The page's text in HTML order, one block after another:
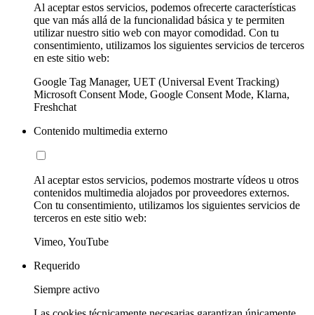
Al aceptar estos servicios, podemos ofrecerte características
que van más allá de la funcionalidad básica y te permiten
utilizar nuestro sitio web con mayor comodidad. Con tu
consentimiento, utilizamos los siguientes servicios de terceros
en este sitio web:
Google Tag Manager, UET (Universal Event Tracking)
Microsoft Consent Mode, Google Consent Mode, Klarna,
Freshchat
Contenido multimedia externo
Al aceptar estos servicios, podemos mostrarte vídeos u otros
contenidos multimedia alojados por proveedores externos.
Con tu consentimiento, utilizamos los siguientes servicios de
terceros en este sitio web:
Vimeo, YouTube
Requerido
Siempre activo